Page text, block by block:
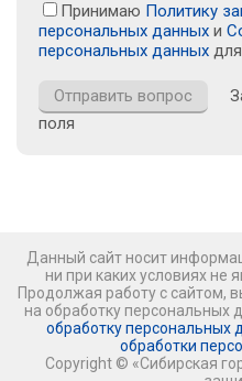
Принимаю Политику
персональных данных и
персональных данных
поля
Данный сайт носит
ни при каких условиях не
Продолжая работу с сайтом,
на обработку персональных
обработку персональных
обработки
Copyright © «Сибирская